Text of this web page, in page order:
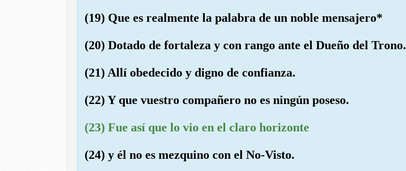
(19) Que es realmente la palabra de un noble mensajero*
(20) Dotado de fortaleza y con rango ante el Dueño del Trono.
(21) Allí obedecido y digno de confianza.
(22) Y que vuestro compañero no es ningún poseso.
(23) Fue así que lo vio en el claro horizonte
(24) y él no es mezquino con el No-Visto.